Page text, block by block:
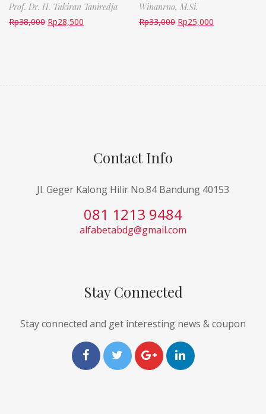
Prof. Dr. H. Tukiran Taniredja
Rp38,000 Rp28,500
Winanrno, M.Si.
Rp33,000 Rp25,000
Contact Info
Jl. Geger Kalong Hilir No.84 Bandung 40153
081 1213 9484
alfabetabdg@gmail.com
Stay Connected
Stay connected and get interesting news & coupon